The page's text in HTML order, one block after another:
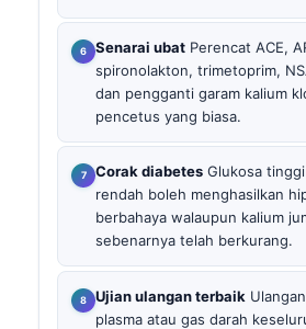
Senarai ubat Perencat ACE,
spironolakton, trimetoprim,
dan pengganti garam kalium
pencetus yang biasa.
Corak diabetes Glukosa
rendah boleh menghasilkan
berbahaya walaupun kalium
sebenarnya telah berkurang.
Ujian ulangan terbaik
plasma atau gas darah